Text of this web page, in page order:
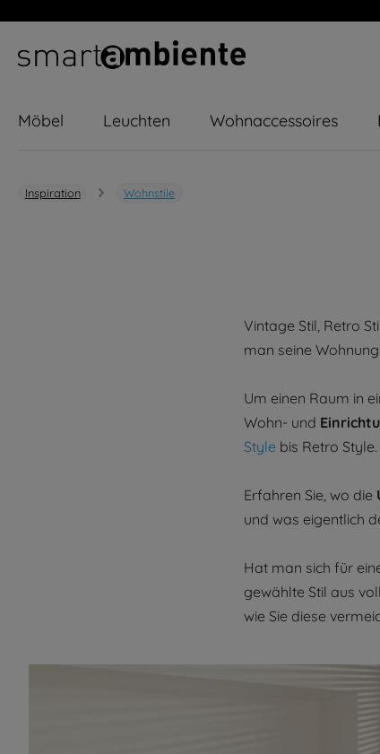
Hauptinhalt springen
Zur Suche springen
Zur Hauptnavigation springen
Möbel Leuchten Wohnaccessoires
Inspiration Wohnstile
Vintage Stil, Retro
man seine
Um einen Raum in
Wohn- und
Style bis Retro Style.
Erfahren Sie, wo die
und was eigentlich
Hat man sich für
gewählte Stil aus
wie Sie diese